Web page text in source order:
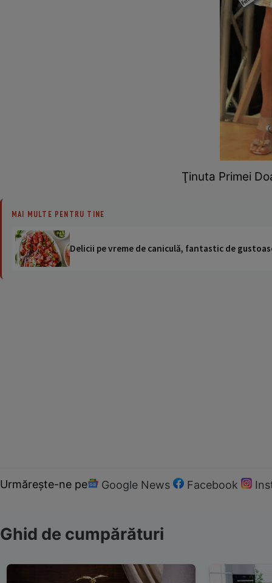
Ţinuta Primei
MAI MULTE PENTRU TINE
Delicii pe vreme de caniculă, fantastic de
Urmărește-ne pe Google News Facebook
Ghid de cumpărături